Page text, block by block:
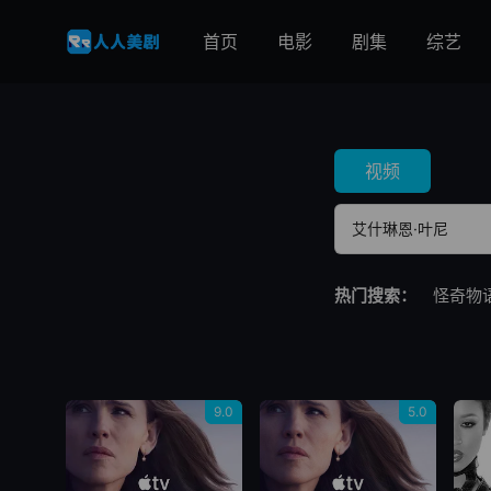
首页 电影 剧集 综艺
视频
热门搜索： 怪奇物
9.0 5.0